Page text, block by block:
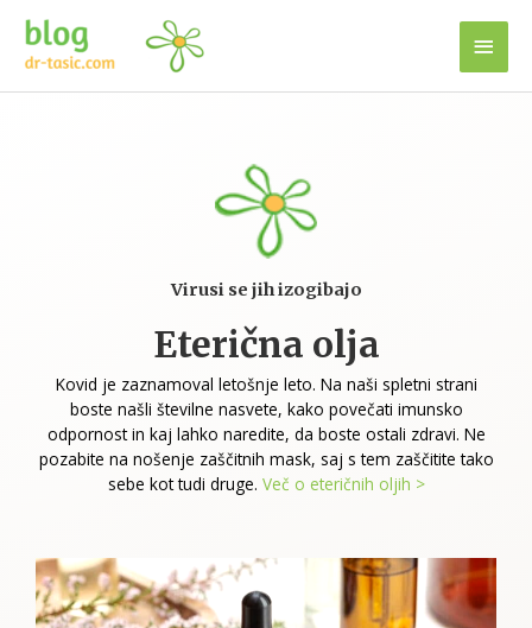
Virusi se jih izogibajo
Eterična olja
Kovid je zaznamoval letošnje leto. Na naši spletni strani
boste našli številne nasvete, kako povečati imunsko
odpornost in kaj lahko naredite, da boste ostali zdravi. Ne
pozabite na nošenje zaščitnih mask, saj s tem zaščitite tako
sebe kot tudi druge. Več o eteričnih oljih >